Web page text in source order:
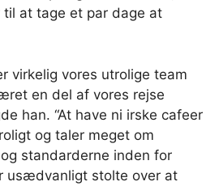
til at tage et par dage at
virkelig vores utrolige team
en del af vores rejse
han. “At have ni irske cafeer
og taler meget om
standarderne inden for
usædvanligt stolte over at